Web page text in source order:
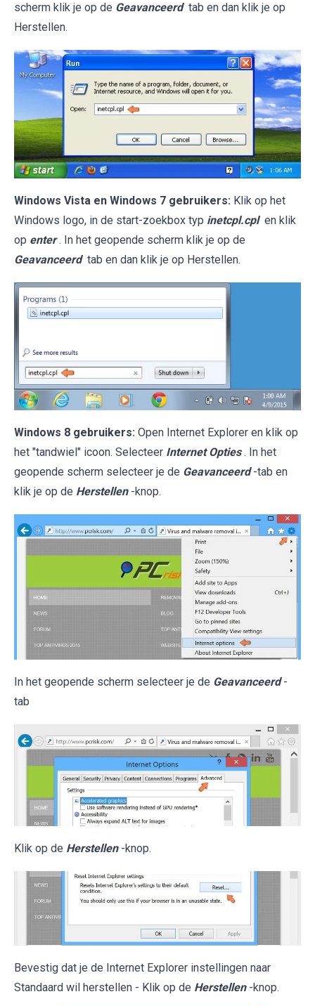
scherm klik je op de Geavanceerd tab en dan klik je op
Herstellen.
Windows Vista en Windows 7 gebruikers: Klik op het
Windows logo, in de start-zoekbox typ inetcpl.cpl en klik
op enter . In het geopende scherm klik je op de
Geavanceerd tab en dan klik je op Herstellen.
Windows 8 gebruikers: Open Internet Explorer en klik op
het "tandwiel" icoon. Selecteer Internet Opties . In het
geopende scherm selecteer je de Geavanceerd -tab en
klik je op de Herstellen -knop.
In het geopende scherm selecteer je de Geavanceerd -
tab
Klik op de Herstellen -knop.
Bevestig dat je de Internet Explorer instellingen naar
Standaard wil herstellen - Klik op de Herstellen -knop.